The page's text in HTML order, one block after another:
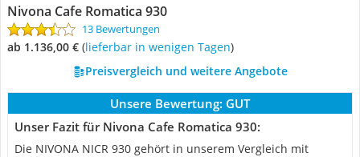
Nivona Cafe Romatica 930
13 Bewertungen
ab 1.136,00 € ( Lieferbar in wenigen Tagen)
Preisvergleich und weitere Angebote
Unsere Bewertung: GUT
Unser Fazit für Nivona Cafe Romatica 930:
Die NIVONA NICR 930 gehört in unserem Vergleich mit